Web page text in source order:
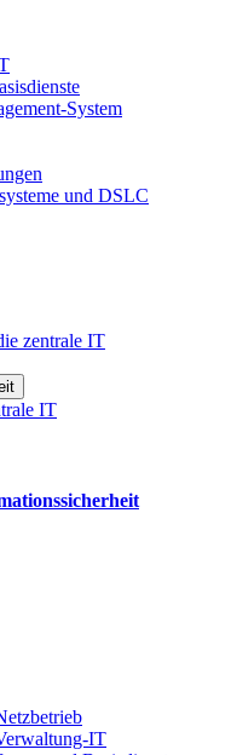
System
und DSLC
zentrale IT
IT
IT